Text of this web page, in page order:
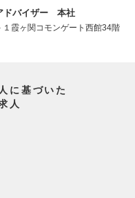
ドバイザー 本社
霞ヶ関コモンゲート西館34階
に基づいた
人